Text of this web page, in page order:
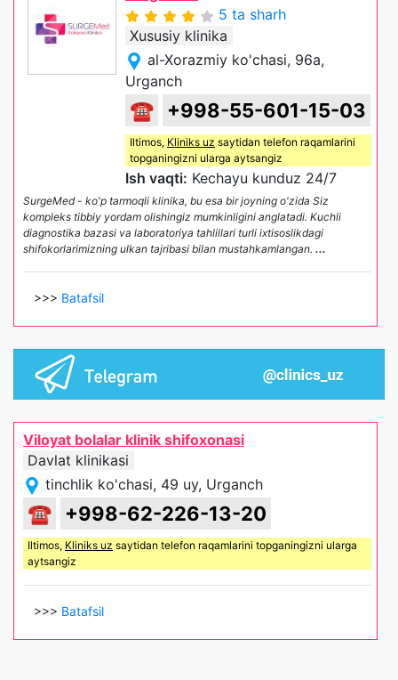
5 ta sharh
Xususiy klinika
al-Xorazmiy ko'chasi, 96a,
Urganch
☎ +998-55-601-15-03
Iltimos, Kliniks uz saytidan telefon raqamlarini
topganingizni ularga aytsangiz
Ish vaqti: Kechayu kunduz 24/7
SurgeMed - ko'p tarmoqli klinika, bu esa bir joyning o'zida Siz
kompleks tibbiy yordam olishingiz mumkinligini anglatadi. Kuchli
diagnostika bazasi va laboratoriya tahlillari turli ixtisoslikdagi
shifokorlarimizning ulkan tajribasi bilan mustahkamlangan. ...
>>> Batafsil
Viloyat bolalar klinik shifoxonasi
Davlat klinikasi
tinchlik ko'chasi, 49 uy, Urganch
☎ +998-62-226-13-20
Iltimos, Kliniks uz saytidan telefon raqamlarini topganingizni ularga
aytsangiz
>>> Batafsil